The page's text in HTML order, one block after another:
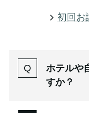
初回お
ホテルや
すか？